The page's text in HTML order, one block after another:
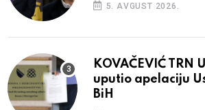
5. AVGUST 2026.
KOVAČEVIĆ TRN
uputio apelaciju
BiH